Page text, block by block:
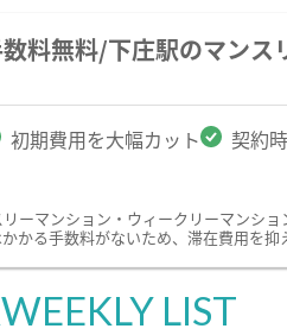
料無料/下庄駅のマンス
初期費用を大幅カット 契約
ーマンション・ウィークリーマンシ
かる手数料がないため、滞在費用を
LIST